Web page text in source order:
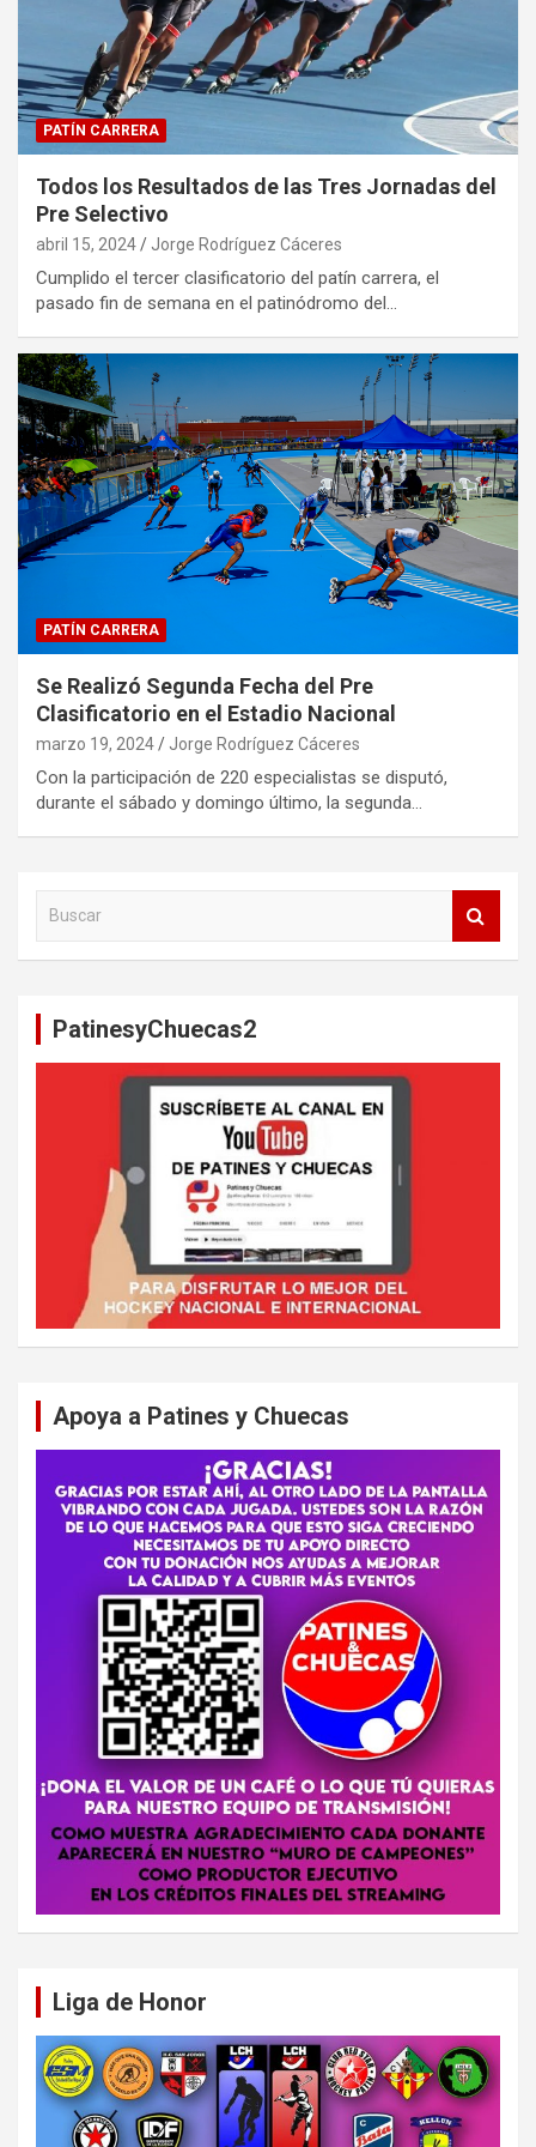
PATÍN CARRERA
Todos los Resultados de las Tres Jornadas del
Pre Selectivo
abril 15, 2024 Jorge Rodríguez Cáceres
Cumplido el tercer clasificatorio del patín carrera, el
pasado fin de semana en el patinódromo del…
PATÍN CARRERA
Se Realizó Segunda Fecha del Pre
Clasificatorio en el Estadio Nacional
marzo 19, 2024 Jorge Rodríguez Cáceres
Con la participación de 220 especialistas se disputó,
durante el sábado y domingo último, la segunda…
PatinesyChuecas2
Apoya a Patines y Chuecas
Liga de Honor